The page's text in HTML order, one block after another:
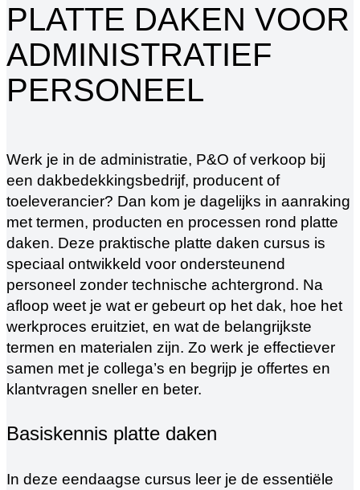
PLATTE DAKEN VOOR
ADMINISTRATIEF
PERSONEEL
Werk je in de administratie, P&O of verkoop bij
een dakbedekkingsbedrijf, producent of
toeleverancier? Dan kom je dagelijks in aanraking
met termen, producten en processen rond platte
daken. Deze praktische platte daken cursus is
speciaal ontwikkeld voor ondersteunend
personeel zonder technische achtergrond. Na
afloop weet je wat er gebeurt op het dak, hoe het
werkproces eruitziet, en wat de belangrijkste
termen en materialen zijn. Zo werk je effectiever
samen met je collega’s en begrijp je offertes en
klantvragen sneller en beter.
Basiskennis platte daken
In deze eendaagse cursus leer je de essentiële